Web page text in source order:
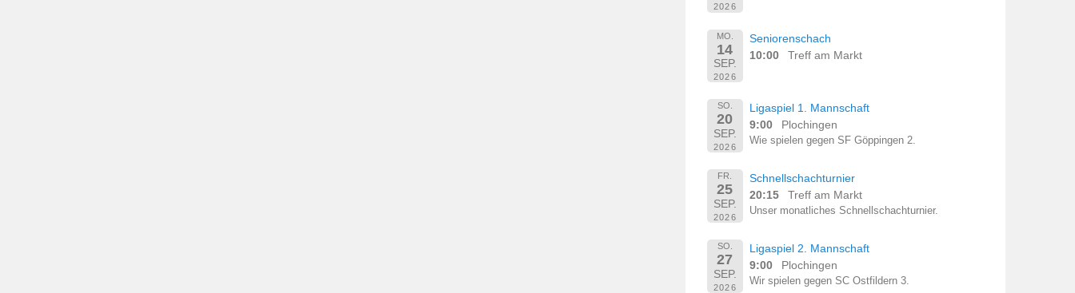
2026
MO.
14
SEP.
2026
Seniorenschach
10:00
Treff am Markt
SO.
20
SEP.
2026
Ligaspiel 1. Mannschaft
9:00
Plochingen
Wie spielen gegen SF Göppingen 2.
FR.
25
SEP.
2026
Schnellschachturnier
20:15
Treff am Markt
Unser monatliches Schnellschachturnier.
SO.
27
SEP.
2026
Ligaspiel 2. Mannschaft
9:00
Plochingen
Wir spielen gegen SC Ostfildern 3.